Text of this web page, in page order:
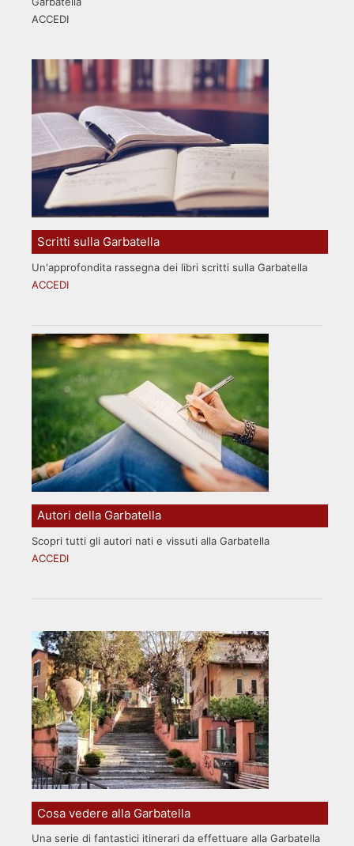
ACCEDI
Scritti sulla Garbatella
Un'approfondita rassegna dei libri scritti sulla Garbatella
ACCEDI
Autori della Garbatella
Scopri tutti gli autori nati e vissuti alla Garbatella
ACCEDI
Cosa vedere alla Garbatella
Una serie di fantastici itinerari da effettuare alla Garbatella